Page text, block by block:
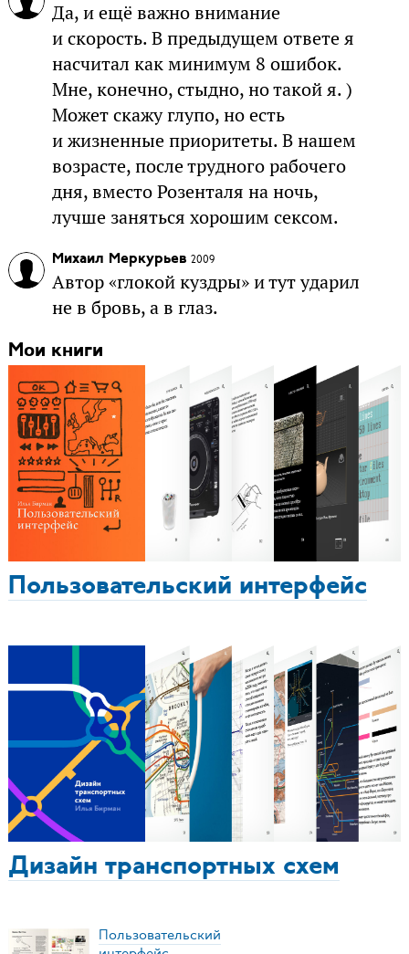
Да, и ещё важно внимание
и скорость. В предыдущем ответе я
насчитал как минимум 8 ошибок.
Мне, конечно, стыдно, но такой я. )
Может скажу глупо, но есть
и жизненные приоритеты. В нашем
возрасте, после трудного рабочего
дня, вместо Розенталя на ночь,
лучше заняться хорошим сексом.
Михаил Меркурьев 2009
Автор «глокой куздры» и тут ударил
не в бровь, а в глаз.
Мои книги
Пользовательский интерфейс
Дизайн транспортных схем
Пользовательский